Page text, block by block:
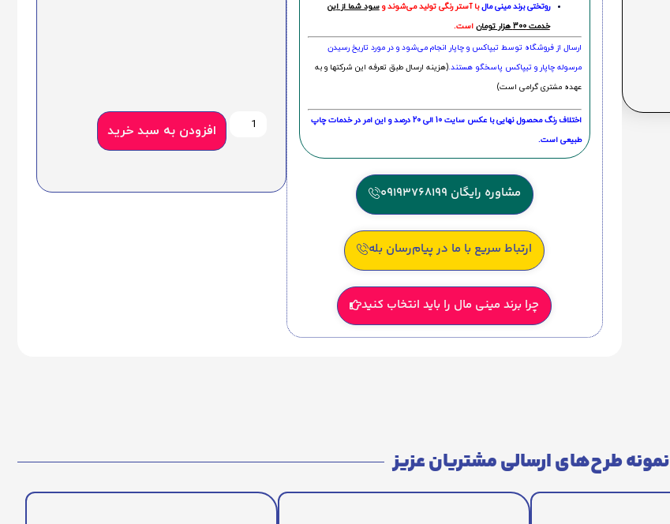
روتختی‌ برند مینی مالبا آستر رنگی تولید می‌شوند وسود شما از این
خدمت 300 هزار تومان
است.
ارسال از فروشگاه توسط تیپاکس و چاپار انجام می‌شود و در مورد تاریخ رسیدن
مرسوله چاپار و تیپاکس پاسخگو هستند.(هزینه ارسال طبق تعرفه این شرکتها و به
عهده مشتری گرامی است)
اختلاف رنگ محصول نهایی با عکس سایت 10 الی 20 درصد و این امر در خدمات چاپ
طبیعی است.
مشاوره رایگان 09193768199
ارتباط سریع با ما در پیام‌رسان بله
چرا برند مینی مال را باید انتخاب کنید
افزودن به سبد خرید
نمونه طرح‌های ارسالی مشتریان عزیز